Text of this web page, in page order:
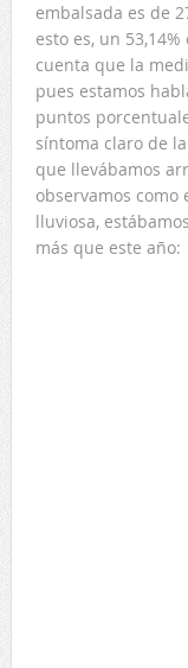
embalsada es de
esto es, un
cuenta que la
pues estamos
puntos
síntoma claro de
que llevábamos
observamos como
lluviosa,
más que este año: